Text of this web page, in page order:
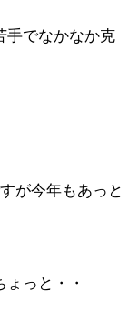
手でなかなか克
が今年もあっと
っと・・